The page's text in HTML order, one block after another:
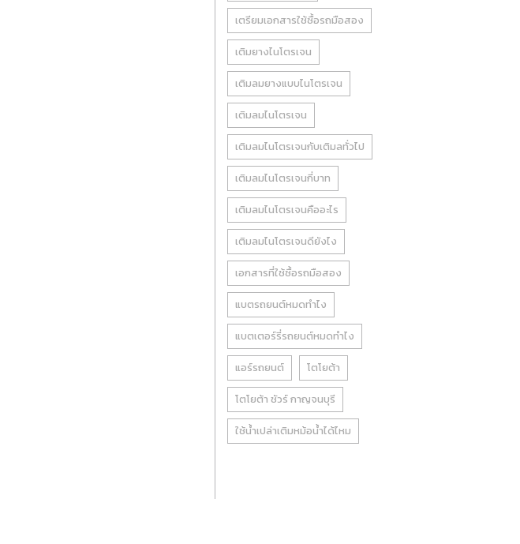
เตรียมเอกสารใช้ซื้อรถมือสอง
เติมยางไนโตรเจน
เติมลมยางแบบไนโตรเจน
เติมลมไนโตรเจน
เติมลมไนโตรเจนกับเติมลทั่วไป
เติมลมไนโตรเจนกี่บาท
เติมลมไนโตรเจนคืออะไร
เติมลมไนโตรเจนดียังไง
เอกสารที่ใช้ซื้อรถมือสอง
แบตรถยนต์หมดทำไง
แบตเตอร์รี่รถยนต์หมดทำไง
แอร์รถยนต์ โตโยต้า
โตโยต้า ชัวร์ กาญจนบุรี
ใช้น้ำเปล่าเติมหม้อน้ำได้ไหม